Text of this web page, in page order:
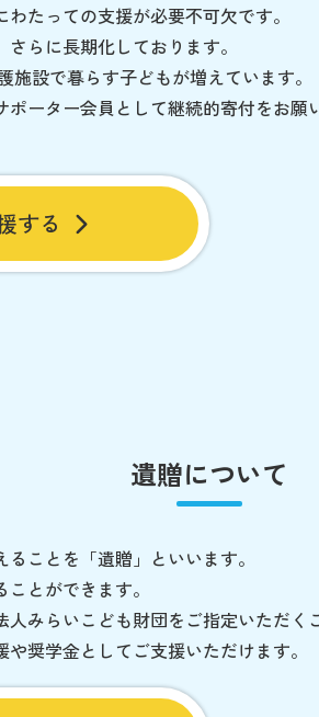
たっての支援が必要不可欠です。
らに長期化しております。
設で暮らす子どもが増えています。
ーター会員として継続的寄付をお願
する
遺贈について
ことを「遺贈」といいます。
とができます。
みらいこども財団をご指定いただくこ
奨学金としてご支援いただけます。